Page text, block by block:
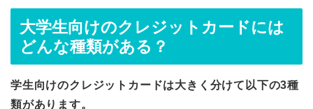
大学生向けのクレジットカードには
どんな種類がある？
学生向けのクレジットカードは大きく分けて以下の3種
類があります。